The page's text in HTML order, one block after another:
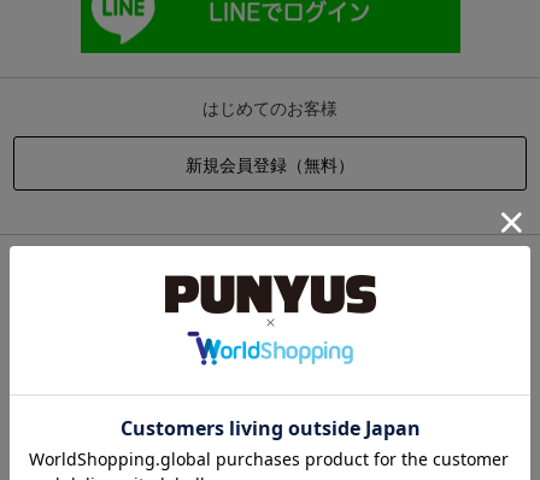
はじめてのお客様
他のサイトIDで新規会員登録をしていただくと次回以降、そのIDで
ログインすることができます。